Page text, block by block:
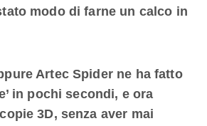
modo di farne un calco in
Artec Spider ne ha fatto
in pochi secondi, e ora
3D, senza aver mai